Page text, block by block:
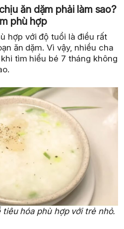
ăn dặm phải làm sao?
phù hợp
hợp với độ tuổi là điều rất
ăn dặm. Vì vậy, nhiều cha
tìm hiểu bé 7 tháng không
tiêu hóa phù hợp với trẻ nhỏ.